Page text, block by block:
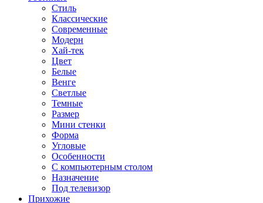
Стиль
Классические
Современные
Модерн
Хай-тек
Цвет
Белые
Венге
Светлые
Темные
Размер
Мини стенки
Форма
Угловые
Особенности
С компьютерным столом
Назначение
Под телевизор
Прихожие